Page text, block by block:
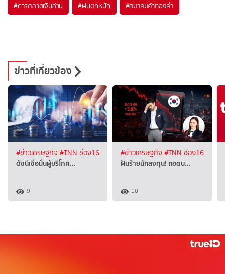
#การตลาดเงินล้าน #ฝนตกหนัก #สมาคมค้าทองคำ
ข่าวที่เกี่ยวข้อง
#ข่าวเศรษฐกิจ #TNN ช่อง16
ดัชนีเชื่อมั่นผู้บริโภค…
9
#ข่าวเศรษฐกิจ #TNN ช่อง16
ฝันร้ายนักลงทุน! ถอดบ…
10